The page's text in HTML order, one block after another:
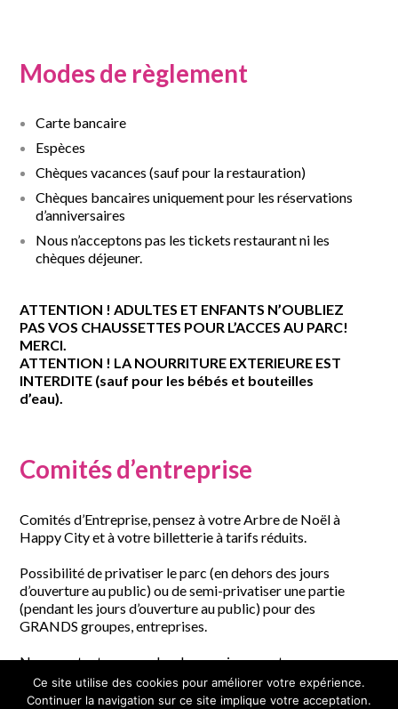
Modes de règlement
Carte bancaire
Espèces
Chèques vacances (sauf pour la restauration)
Chèques bancaires uniquement pour les réservations
d’anniversaires
Nous n’acceptons pas les tickets restaurant ni les
chèques déjeuner.
ATTENTION ! ADULTES ET ENFANTS N’OUBLIEZ
PAS VOS CHAUSSETTES POUR L’ACCES AU PARC!
MERCI.
ATTENTION ! LA NOURRITURE EXTERIEURE EST
INTERDITE (sauf pour les bébés et bouteilles
d’eau).
Comités d’entreprise
Comités d’Entreprise, pensez à votre Arbre de Noël à
Happy City et à votre billetterie à tarifs réduits.
Possibilité de privatiser le parc (en dehors des jours
d’ouverture au public) ou de semi-privatiser une partie
(pendant les jours d’ouverture au public) pour des
GRANDS groupes, entreprises.
Nous contacter pour plus de renseignements.
Ce site utilise des cookies pour améliorer votre expérience.
Continuer la navigation sur ce site implique votre acceptation.